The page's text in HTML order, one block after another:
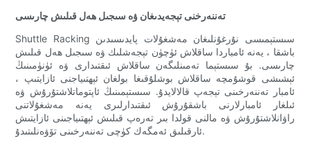
تەننەرخنى تېجەيدىغان ۋە سىجىل ھەل قىلىش چارىسى
Shuttle Racking سىستېمىسى نۇرغۇنلىغان مەشغۇلات پايدىسىدىن
باشقا ، يەنە ئامباردا ساقلاش ئۈچۈن تېجەشلىك ۋە سىجىل ھەل قىلىش
چارىسى. بۇ سىستېما تەمىنلىگەن ساقلاش ئىقتىدارى ۋە ئۈنۈمىنىڭ
ئېشىشى قوشۇمچە ساقلاش بوشلۇقىغا بولغان ئېھتىياجنى ئازايتىپ ،
ئامبار تەننەرخىنى تېجەپ قالالايدۇ. سىستېمىنىڭ ئاپتوماتلاشتۇرۇش ۋە
ئىلغار ئامبارلارنى باشقۇرۇش ئىقتىدارلىرى يەنە مەشغۇلاتنى
راۋانلاشتۇرۇش ۋە مالنى قولدا بىر تەرەپ قىلىش ئېھتىياجىنى ئازايتىش
ئارقىلىق ئەمگەك كۈچى تەننەرخىنى تۆۋەنلىتىدۇ.